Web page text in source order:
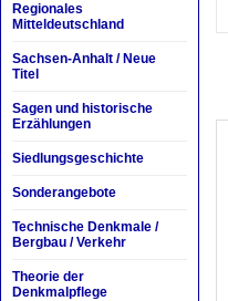
Regionales
Mitteldeutschland
Sachsen-Anhalt / Neue
Titel
Sagen und historische
Erzählungen
Siedlungsgeschichte
Sonderangebote
Technische Denkmale /
Bergbau / Verkehr
Theorie der
Denkmalpflege